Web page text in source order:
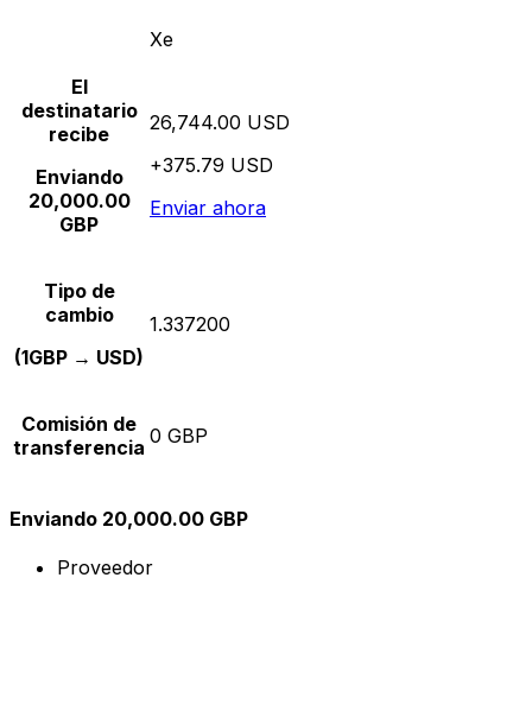
Xe
El
destinatario
recibe
Enviando
20,000.00
GBP
26,744.00 USD
+375.79 USD
Enviar ahora
Tipo de
cambio
(1GBP → USD)
1.337200
Comisión de
transferencia 0 GBP
Enviando 20,000.00 GBP
Proveedor